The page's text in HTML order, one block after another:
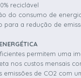
reciclável
do consumo de
para a redução de
permitem uma
nos custos mensais
emissões de CO2 com